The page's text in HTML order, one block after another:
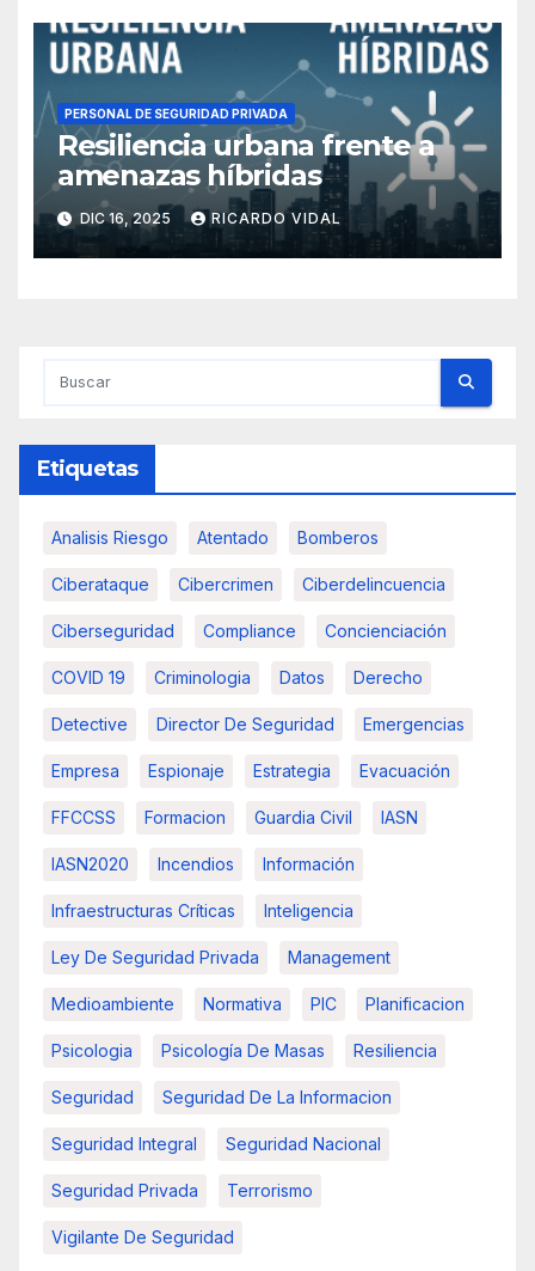
PERSONAL DE SEGURIDAD PRIVADA
Resiliencia urbana frente a
amenazas híbridas
DIC 16, 2025 RICARDO VIDAL
Etiquetas
Analisis Riesgo Atentado Bomberos
Ciberataque Cibercrimen Ciberdelincuencia
Ciberseguridad Compliance Concienciación
COVID 19 Criminologia Datos Derecho
Detective Director De Seguridad Emergencias
Empresa Espionaje Estrategia Evacuación
FFCCSS Formacion Guardia Civil IASN
IASN2020 Incendios Información
Infraestructuras Críticas Inteligencia
Ley De Seguridad Privada Management
Medioambiente Normativa PIC Planificacion
Psicologia Psicología De Masas Resiliencia
Seguridad Seguridad De La Informacion
Seguridad Integral Seguridad Nacional
Seguridad Privada Terrorismo
Vigilante De Seguridad